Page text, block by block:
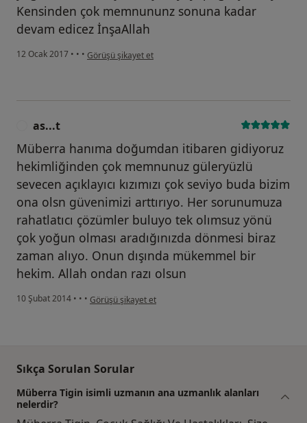
Kensinden çok memnununz sonuna kadar
devam edicez İnşaAllah
12 Ocak 2017 • • • kullanıcının görüşüne göre he...i
Görüşü şikayet et
as...t
Müberra hanıma doğumdan itibaren gidiyoruz
hekimliğinden çok memnunuz güleryüzlü
sevecen açıklayıcı kızımızı çok seviyo buda bizim
ona olsn güvenimizi arttırıyo. Her sorunumuza
rahatlatıcı çözümler buluyo tek olımsuz yönü
çok yoğun olması aradığınızda dönmesi biraz
zaman alıyo. Onun dışında mükemmel bir
hekim. Allah ondan razı olsun
10 Şubat 2014 • • • kullanıcının görüşüne göre as...t
Görüşü şikayet et
Sıkça Sorulan Sorular
Müberra Tigin isimli uzmanın ana uzmanlık alanları
nelerdir?